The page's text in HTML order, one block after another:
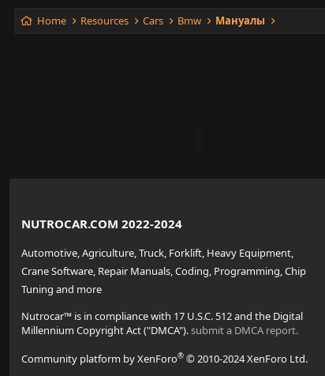
Home Resources Cars Bmw Мануалы
NUTROCAR.COM 2022-2024
Automotive, Agriculture, Truck, Forklift, Heavy Equipment,
Crane Software, Repair Manuals, Coding, Programming, Chip
Tuning and more
Nutrocar™ is in compliance with 17 U.S.C. 512 and the Digital
Millennium Copyright Act ("DMCA").submit a DMCA report.
Community platform by XenForo® © 2010-2024 XenForo Ltd.